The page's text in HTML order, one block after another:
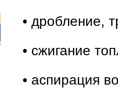
• дробление,
• сжигание
• аспирация